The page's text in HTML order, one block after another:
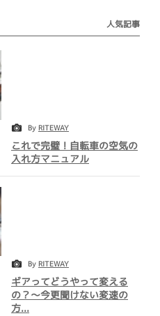
人気記事
By RITEWAY
これで完璧！自転車の空気の
入れ方マニュアル
By RITEWAY
ギアってどうやって変える
の？～今更聞けない変速の
方...